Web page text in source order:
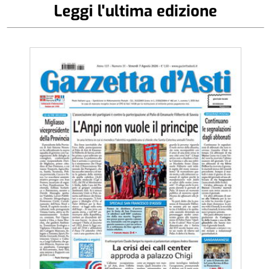
Leggi l'ultima edizione